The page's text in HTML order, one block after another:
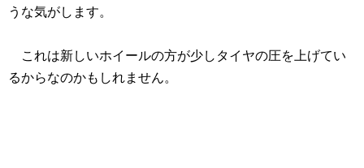
うな気がします。
これは新しいホイールの方が少しタイヤの圧を上げてい
るからなのかもしれません。